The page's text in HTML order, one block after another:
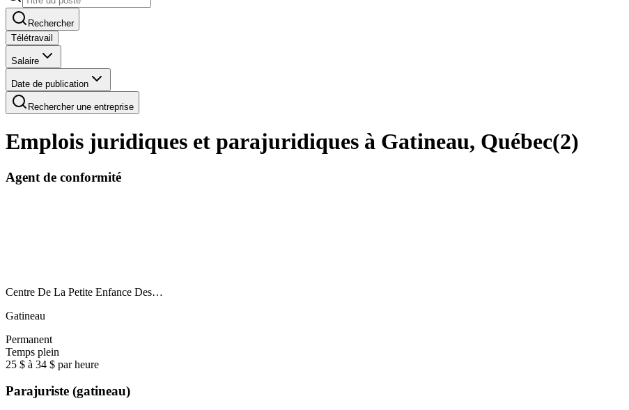
Rechercher
Télétravail
Salaire
Date de publication
Rechercher une entreprise
Emplois juridiques et parajuridiques à Gatineau, Québec(2)
Agent de conformité
Centre De La Petite Enfance Des…
Gatineau
Permanent
Temps plein
25 $ à 34 $ par heure
Parajuriste (gatineau)